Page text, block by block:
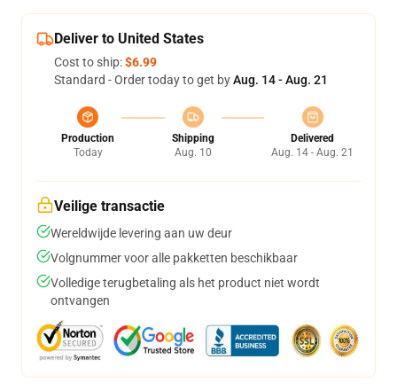
Deliver to United States
Cost to ship:$6.99
Standard - Order today to get byAug. 14 - Aug. 21
Production
Today
Shipping
Aug. 10
Delivered
Aug. 14 - Aug. 21
Veilige transactie
Wereldwijde levering aan uw deur
Volgnummer voor alle pakketten beschikbaar
Volledige terugbetaling als het product niet wordt
ontvangen